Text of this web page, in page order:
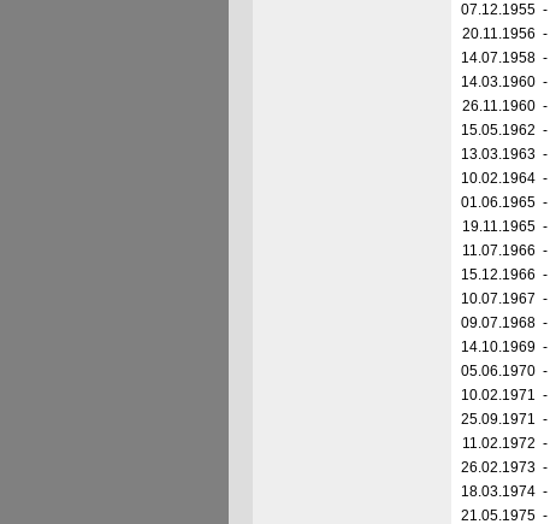
07.12.1955 -
20.11.1956 -
14.07.1958 -
14.03.1960 -
26.11.1960 -
15.05.1962 -
13.03.1963 -
10.02.1964 -
01.06.1965 -
19.11.1965 -
11.07.1966 -
15.12.1966 -
10.07.1967 -
09.07.1968 -
14.10.1969 -
05.06.1970 -
10.02.1971 -
25.09.1971 -
11.02.1972 -
26.02.1973 -
18.03.1974 -
21.05.1975 -